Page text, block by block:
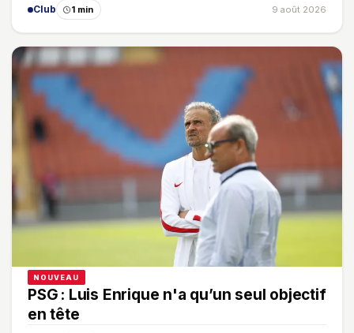
Club 1 min 9 août 2026
NOUVEAU
PSG : Luis Enrique n'a qu’un seul objectif
en tête